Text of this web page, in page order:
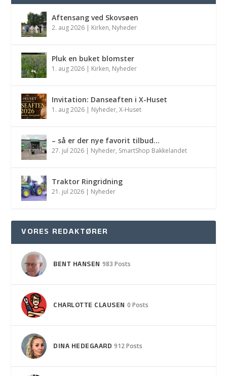
Aftensang ved Skovsøen
2. aug 2026 Kirken, Nyheder
Pluk en buket blomster
1. aug 2026 Kirken, Nyheder
Invitation: Danseaften i X-Huset
1. aug 2026 Nyheder,X-Huset
– så er der nye favorit tilbud…
27. jul 2026 Nyheder, SmartShop Bakkelandet
Traktor Ringridning
21. jul 2026 Nyheder
VORES REDAKTØRER
BENT HANSEN 983 Posts
CHARLOTTE CLAUSEN 0 Posts
DINA HEDEGAARD 912 Posts